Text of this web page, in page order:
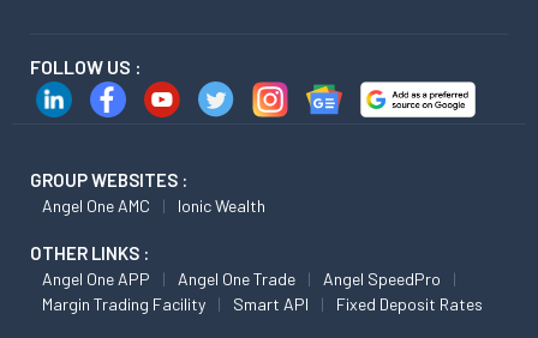
FOLLOW US :
GROUP WEBSITES :
Angel One AMC Ionic Wealth
OTHER LINKS :
Angel One APP Angel One Trade
Angel SpeedPro
Margin Trading Facility
Smart API Fixed Deposit Rates